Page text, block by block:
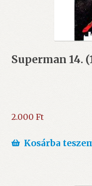
Superman 14.
2.000 Ft
Kosárba